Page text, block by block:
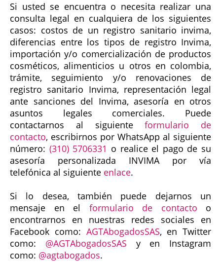
Si usted se encuentra o necesita realizar una
consulta legal en cualquiera de los siguientes
casos: costos de un registro sanitario invima,
diferencias entre los tipos de registro Invima,
importación y/o comercialización de productos
cosméticos, alimenticios u otros en colombia,
trámite, seguimiento y/o renovaciones de
registro sanitario Invima, representación legal
ante sanciones del Invima, asesoría en otros
asuntos legales comerciales. Puede
contactarnos al siguienteformulario de
contacto, escribirnos por WhatsApp al siguiente
número: (310) 5706331 o realice el pago de su
asesoría personalizada INVIMA por vía
telefónica al siguiente enlace.
Si lo desea, también puede dejarnos un
mensaje en el formulario de contacto o
encontrarnos en nuestras redes sociales en
Facebook como: AGTAbogadosSAS, en Twitter
como: @AGTAbogadosSAS y en Instagram
como: @agtabogados.